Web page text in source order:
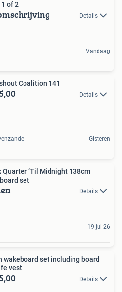
of 2
Details
Vandaag
Coalition 141
Details
Gisteren
Quarter ‘Til Midnight 138cm
set
Details
19 jul 26
wakeboard set including board
vest
Details